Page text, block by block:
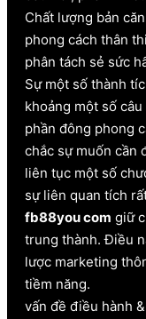
Chất lượng bản
phong cách thân
phân tách sẻ sức
Sự một số thành
khoảng một số
phần đông phong
chắc sự muốn cần
liên tục một số
sự liên quan tích
fb88you com giữ
trung thành. Điều
lược marketing
tiềm năng.
vấn đề điều hành